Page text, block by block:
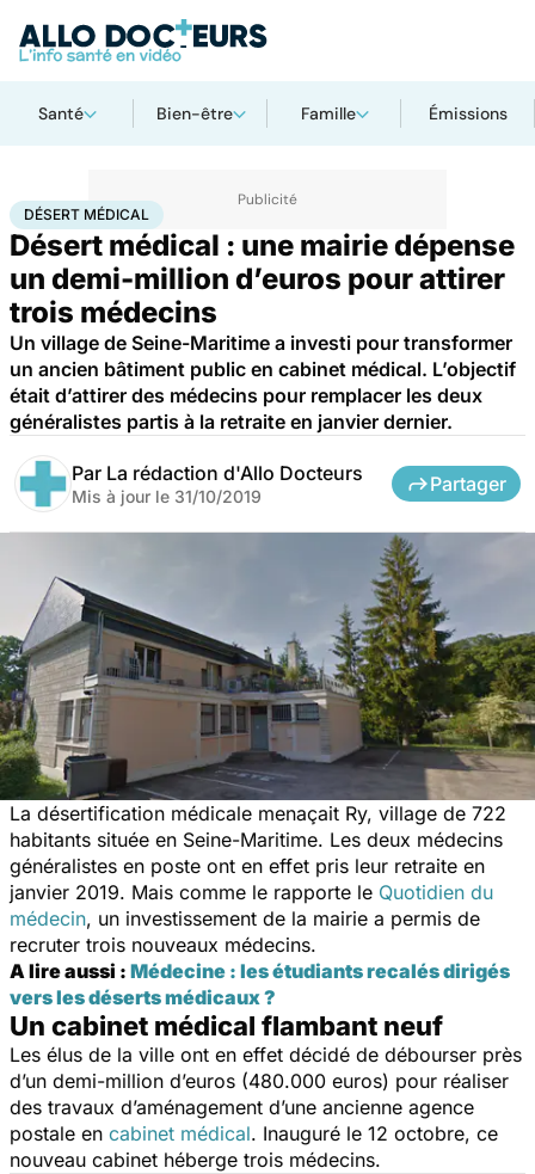
Santé Bien-être Famille Émissions
AccueilSantéDésert médical
DÉSERT MÉDICAL
Désert médical : une mairie dépense
un demi-million d’euros pour attirer
trois médecins
Un village de Seine-Maritime a investi pour transformer
un ancien bâtiment public en cabinet médical. L’objectif
était d’attirer des médecins pour remplacer les deux
généralistes partis à la retraite en janvier dernier.
Par La rédaction d'Allo Docteurs
Mis à jour le 31/10/2019
Partager
La désertification médicale menaçait Ry, village de 722
habitants située en Seine-Maritime. Les deux médecins
généralistes en poste ont en effet pris leur retraite en
janvier 2019. Mais comme le rapporte le Quotidien du
médecin, un investissement de la mairie a permis de
recruter trois nouveaux médecins.
A lire aussi : Médecine : les étudiants recalés dirigés
vers les déserts médicaux ?
Un cabinet médical flambant neuf
Les élus de la ville ont en effet décidé de débourser près
d’un demi-million d’euros (480.000 euros) pour réaliser
des travaux d’aménagement d’une ancienne agence
postale en cabinet médical. Inauguré le 12 octobre, ce
nouveau cabinet héberge trois médecins.